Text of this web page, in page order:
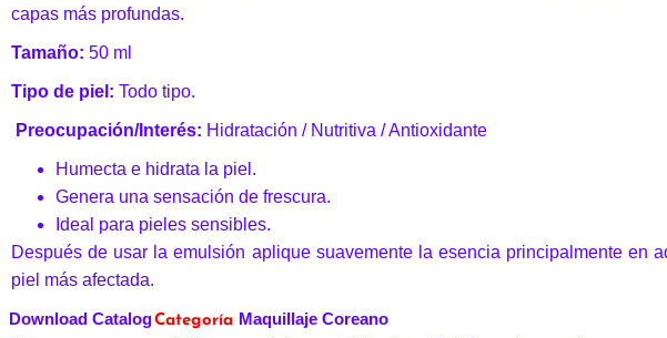
capas más profundas.
Tamaño: 50 ml
Tipo de piel: Todo tipo.
Preocupación/Interés: Hidratación / Nutritiva / Antioxidante
Humecta e hidrata la piel.
Genera una sensación de frescura.
Ideal para pieles sensibles.
Después de usar la emulsión aplique suavemente la esencia principalmente en
piel más afectada.
Download CatalogCategoría Maquillaje Coreano